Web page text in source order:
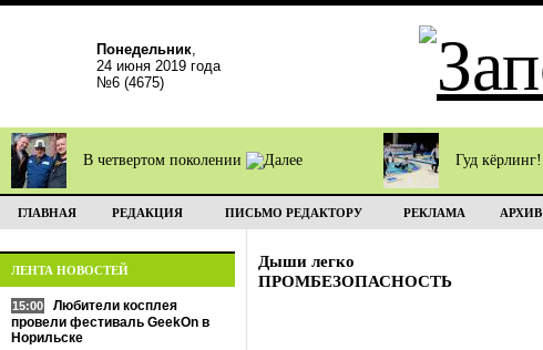
Понедельник,
24 июня 2019 года
№6 (4675)
В четвертом поколении Гуд кёрлинг!
ГЛАВНАЯ РЕДАКЦИЯ ПИСЬМО РЕДАКТОРУ РЕКЛАМА АРХИВ
ЛЕНТА НОВОСТЕЙ
15:00
Любители косплея
провели фестиваль GeekOn в
Норильске
Дыши легко
ПРОМБЕЗОПАСНОСТЬ